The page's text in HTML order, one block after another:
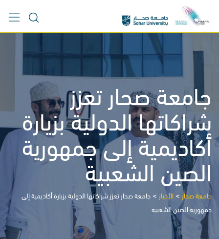
content
جامعة صحار تعزز
شراكاتها الدولية بزيارة
أكاديمية إلى جمهورية
الصين الشعبية
جامعة صحار > الأخبار > جامعة صحار تعزز شراكاتها الدولية بزيارة أكاديمية إلى
جمهورية الصين الشعبية